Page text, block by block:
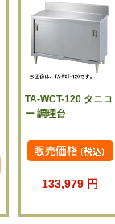
TA-WCT-120 タニコ
ー 調理台
133,979 円